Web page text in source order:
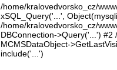
/home/kralovedvorsko_cz/
xSQL_Query('...',
/home/kralovedvorsko_cz/
DBConnection->Query('...')
MCMSDataObject-
include('...')